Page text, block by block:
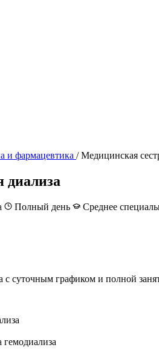
и фармацевтика / Медицинская
диализа
Полный день Среднее
суточным графиком и полной